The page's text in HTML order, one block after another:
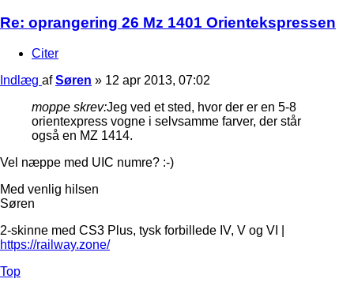
Re: oprangering 26 Mz 1401 Orientekspressen
Citer
Indlæg afSøren » 12 apr 2013, 07:02
moppe skrev:Jeg ved et sted, hvor der er en 5-8
orientexpress vogne i selvsamme farver, der står
også en MZ 1414.
Vel næppe med UIC numre? :-)
Med venlig hilsen
Søren
2-skinne med CS3 Plus, tysk forbillede IV, V og VI |
https://railway.zone/
Top